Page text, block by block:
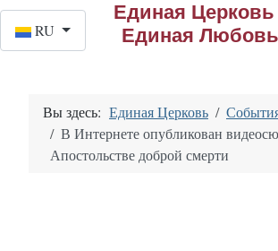
Единая Церковь
Единая Любовь
RU
Вы здесь: Единая Церковь
В Интернете опубликован
Апостольстве доброй смерти